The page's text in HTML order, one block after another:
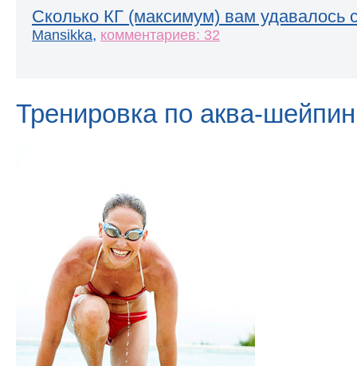
Сколько КГ (максимум) вам удавалось
Mansikka, комментариев: 32
Тренировка по аква-